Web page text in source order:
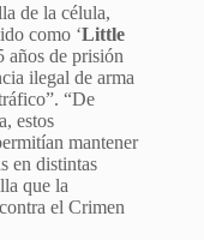
de la célula,
como ‘Little
años de prisión
ilegal de arma
“De
estos
mantener
en distintas
que la
el Crimen